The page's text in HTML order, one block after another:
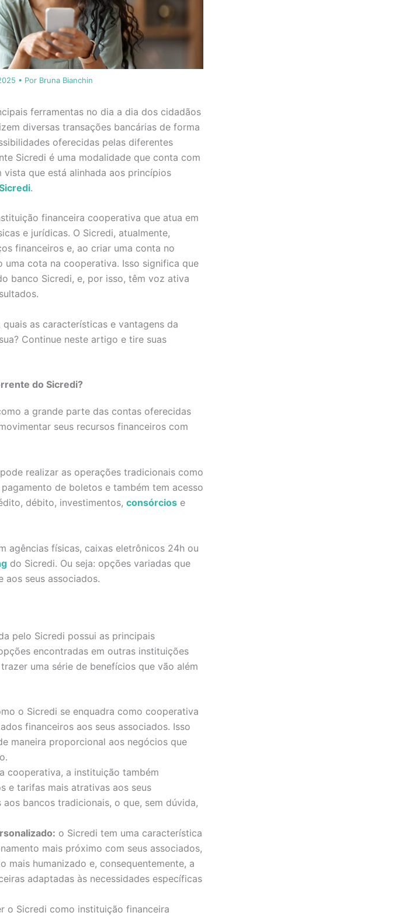
• Por Bruna Bianchin
ferramentas no dia a dia dos cidadãos
diversas transações bancárias de forma
oferecidas pelas diferentes
Sicredi é uma modalidade que conta com
que está alinhada aos princípios
.
financeira cooperativa que atua em
e jurídicas. O Sicredi, atualmente,
financeiros e, ao criar uma conta no
uma cota na cooperativa. Isso significa que
banco Sicredi, e, por isso, têm voz ativa
as características e vantagens da
Continue neste artigo e tire suas
do Sicredi?
a grande parte das contas oferecidas
seus recursos financeiros com
realizar as operações tradicionais como
de boletos e também tem acesso
débito, investimentos, consórcios e
agências físicas, caixas eletrônicos 24h ou
do Sicredi. Ou seja: opções variadas que
aos seus associados.
pelo Sicredi possui as principais
encontradas em outras instituições
uma série de benefícios que vão além
o Sicredi se enquadra como cooperativa
financeiros aos seus associados. Isso
maneira proporcional aos negócios que
cooperativa, a instituição também
e tarifas mais atrativas aos seus
bancos tradicionais, o que, sem dúvida,
o Sicredi tem uma característica
mais próximo com seus associados,
mais humanizado e, consequentemente, a
adaptadas às necessidades específicas
o Sicredi como instituição financeira